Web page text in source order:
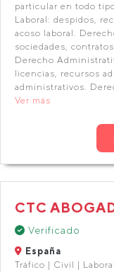
particular en todo
Laboral: despidos,
acoso laboral.
sociedades,
Derecho
licencias, recursos
administrativos.
Ver más
CTC
Verificado
España
Tráfico | Civil |